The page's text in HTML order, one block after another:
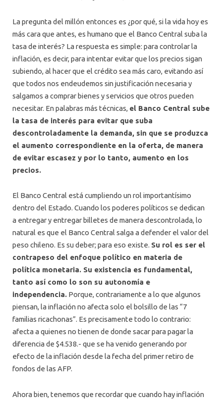
La pregunta del millón entonces es ¿por qué, si la vida hoy es
más cara que antes, es humano que el Banco Central suba la
tasa de interés? La respuesta es simple: para controlar la
inflación, es decir, para intentar evitar que los precios sigan
subiendo, al hacer que el crédito sea más caro, evitando así
que todos nos endeudemos sin justificación necesaria y
salgamos a comprar bienes y servicios que otros pueden
necesitar. En palabras más técnicas, el Banco Central sube
la tasa de interés para evitar que suba
descontroladamente la demanda, sin que se produzca
el aumento correspondiente en la oferta, de manera
de evitar escasez y por lo tanto, aumento en los
precios.
El Banco Central está cumpliendo un rol importantísimo
dentro del Estado. Cuando los poderes políticos se dedican
a entregar y entregar billetes de manera descontrolada, lo
natural es que el Banco Central salga a defender el valor del
peso chileno. Es su deber; para eso existe. Su rol es ser el
contrapeso del enfoque político en materia de
política monetaria. Su existencia es fundamental,
tanto así como lo son su autonomía e
independencia. Porque, contrariamente a lo que algunos
piensan, la inflación no afecta solo el bolsillo de las “7
familias ricachonas”. Es precisamente todo lo contrario:
afecta a quienes no tienen de donde sacar para pagar la
diferencia de $4.538.- que se ha venido generando por
efecto de la inflación desde la fecha del primer retiro de
fondos de las AFP.
Ahora bien, tenemos que recordar que cuando hay inflación